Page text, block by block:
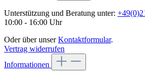
Unterstützung und Beratung unter:
10:00 - 16:00 Uhr
Oder über unserKontaktformular.
Vertrag widerrufen
Informationen